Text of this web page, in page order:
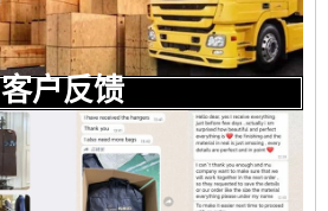
客户反馈